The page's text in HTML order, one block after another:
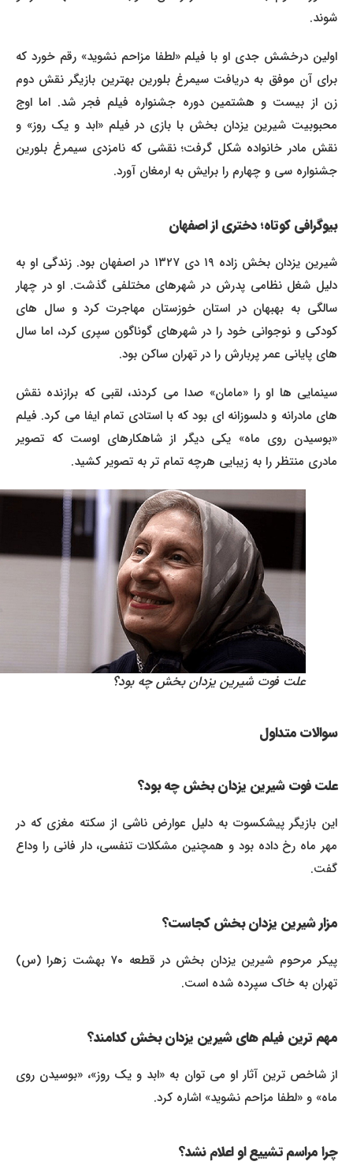
شوند.
اولین درخشش جدی او با فیلم «لطفا مزاحم نشوید» رقم خورد که
برای آن موفق به دریافت سیمرغ بلورین بهترین بازیگر نقش دوم
زن از بیست و هشتمین دوره جشنواره فیلم فجر شد. اما اوج
محبوبیت شیرین یزدان بخش با بازی در فیلم «ابد و یک روز» و
نقش مادر خانواده شکل گرفت؛ نقشی که نامزدی سیمرغ بلورین
جشنواره سی و چهارم را برایش به ارمغان آورد.
بیوگرافی کوتاه؛ دختری از اصفهان
شیرین یزدان بخش زاده ۱۹ دی ۱۳۲۷ در اصفهان بود. زندگی او به
دلیل شغل نظامی پدرش در شهرهای مختلفی گذشت. او در چهار
سالگی به بهبهان در استان خوزستان مهاجرت کرد و سال های
کودکی و نوجوانی خود را در شهرهای گوناگون سپری کرد، اما سال
های پایانی عمر پربارش را در تهران ساکن بود.
سینمایی ها او را «مامان» صدا می کردند، لقبی که برازنده نقش
های مادرانه و دلسوزانه ای بود که با استادی تمام ایفا می کرد. فیلم
«بوسیدن روی ماه» یکی دیگر از شاهکارهای اوست که تصویر
مادری منتظر را به زیبایی هرچه تمام تر به تصویر کشید.
علت فوت شیرین یزدان بخش چه بود؟
سوالات متداول
علت فوت شیرین یزدان بخش چه بود؟
این بازیگر پیشکسوت به دلیل عوارض ناشی از سکته مغزی که در
مهر ماه رخ داده بود و همچنین مشکلات تنفسی، دار فانی را وداع
گفت.
مزار شیرین یزدان بخش کجاست؟
پیکر مرحوم شیرین یزدان بخش در قطعه ۷۰ بهشت زهرا (س)
تهران به خاک سپرده شده است.
مهم ترین فیلم های شیرین یزدان بخش کدامند؟
از شاخص ترین آثار او می توان به «ابد و یک روز»، «بوسیدن روی
ماه» و «لطفا مزاحم نشوید» اشاره کرد.
چرا مراسم تشییع او اعلام نشد؟